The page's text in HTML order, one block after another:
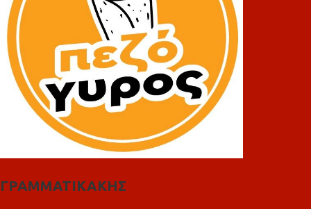
ΓΡΑΜΜΑΤΙΚΑΚΗΣ